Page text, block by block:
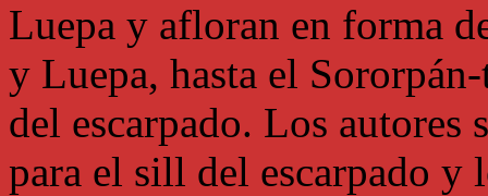
Luepa y afloran en forma
y Luepa, hasta el
del escarpado. Los
para el sill del escarpado